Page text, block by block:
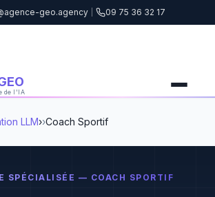
geo.agency 09 75 36 32 17
de l'IA
LLM› Coach Sportif
SPÉCIALISÉE — COACH SPORTIF